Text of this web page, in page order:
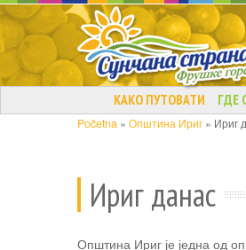
КАКО ПУТОВАТИ ГДЕ
Početna » Општина Ириг » Ириг
Ириг данас
Општина Ириг је једна од